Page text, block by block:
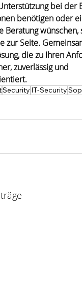
bei der
benötigen oder
Beratung wünschen,
zur Seite.
die zu Ihren
zuverlässig und
Security IT-Security